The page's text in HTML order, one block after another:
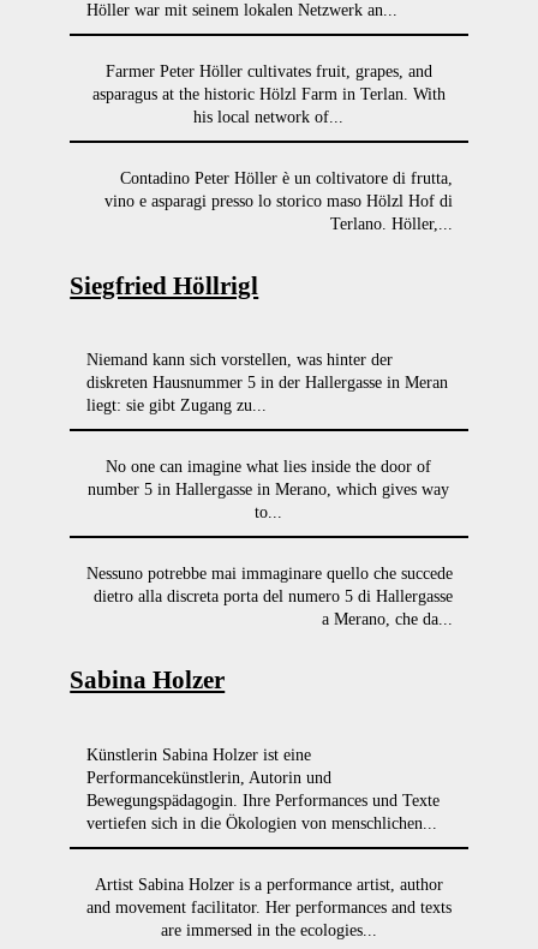
Höller war mit seinem lokalen Netzwerk an...
Farmer Peter Höller cultivates fruit, grapes, and
asparagus at the historic Hölzl Farm in Terlan. With
his local network of...
Contadino Peter Höller è un coltivatore di frutta,
vino e asparagi presso lo storico maso Hölzl Hof di
Terlano. Höller,...
Siegfried Höllrigl
Niemand kann sich vorstellen, was hinter der
diskreten Hausnummer 5 in der Hallergasse in Meran
liegt: sie gibt Zugang zu...
No one can imagine what lies inside the door of
number 5 in Hallergasse in Merano, which gives way
to...
Nessuno potrebbe mai immaginare quello che succede
dietro alla discreta porta del numero 5 di Hallergasse
a Merano, che da...
Sabina Holzer
Künstlerin Sabina Holzer ist eine
Performancekünstlerin, Autorin und
Bewegungspädagogin. Ihre Performances und Texte
vertiefen sich in die Ökologien von menschlichen...
Artist Sabina Holzer is a performance artist, author
and movement facilitator. Her performances and texts
are immersed in the ecologies...